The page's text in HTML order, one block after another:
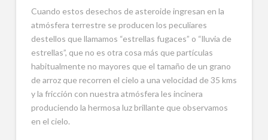
Cuando estos desechos de asteroide ingresan en la
atmósfera terrestre se producen los peculiares
destellos que llamamos “estrellas fugaces” o “lluvia de
estrellas”, que no es otra cosa más que partículas
habitualmente no mayores que el tamaño de un grano
de arroz que recorren el cielo a una velocidad de 35 kms
y la fricción con nuestra atmósfera les incinera
produciendo la hermosa luz brillante que observamos
en el cielo.